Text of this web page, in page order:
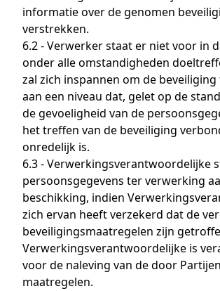
informatie over de genomen
verstrekken.
6.2 - Verwerker staat er niet voor in
onder alle omstandigheden
zal zich inspannen om de
aan een niveau dat, gelet op de
de gevoeligheid van de
het treffen van de beveiliging
onredelijk is.
6.3 - Verwerkingsverantwoordelijke
persoonsgegevens ter verwerking
beschikking, indien
zich ervan heeft verzekerd dat de
beveiligingsmaatregelen zijn
Verwerkingsverantwoordelijke is
voor de naleving van de door
maatregelen.